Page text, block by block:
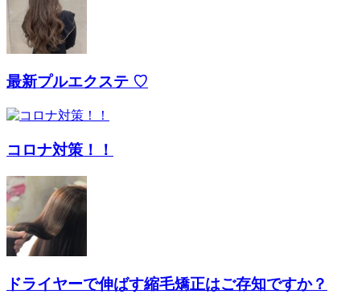
最新プルエクステ ♡
コロナ対策！！
ドライヤーで伸ばす縮毛矯正はご存知ですか？